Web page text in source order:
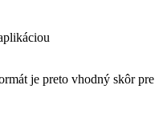
je preto vhodný skôr pre